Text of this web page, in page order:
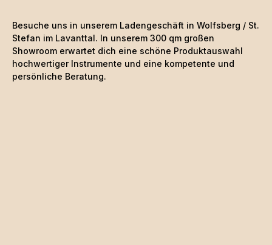
Besuche uns in unserem Ladengeschäft in Wolfsberg / St.
Stefan im Lavanttal. In unserem 300 qm großen
Showroom erwartet dich eine schöne Produktauswahl
hochwertiger Instrumente und eine kompetente und
persönliche Beratung.